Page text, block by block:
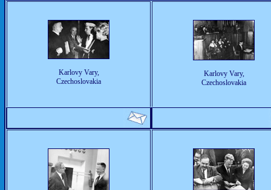
Karlovy Vary,
Czechoslovakia
Karlovy Vary,
Czechoslovakia